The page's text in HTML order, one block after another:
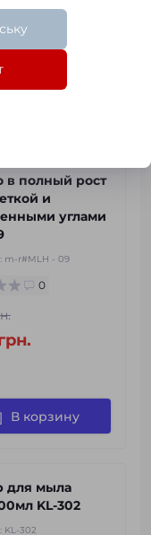
в полный рост
и
углами
m-r#MLH - 09
0
В корзину
для мыла
KL-302
KL-302